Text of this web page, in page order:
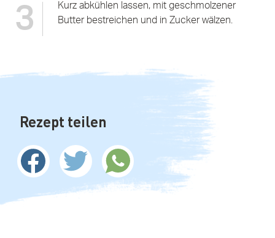
3
Kurz abkühlen lassen, mit geschmolzener
Butter bestreichen und in Zucker wälzen.
Rezept teilen